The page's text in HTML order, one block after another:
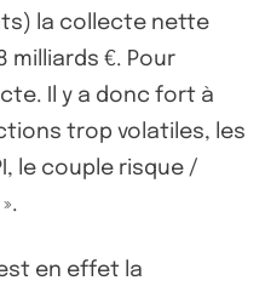
la collecte nette
milliards €. Pour
Il y a donc fort à
trop volatiles, les
le couple risque /
en effet la